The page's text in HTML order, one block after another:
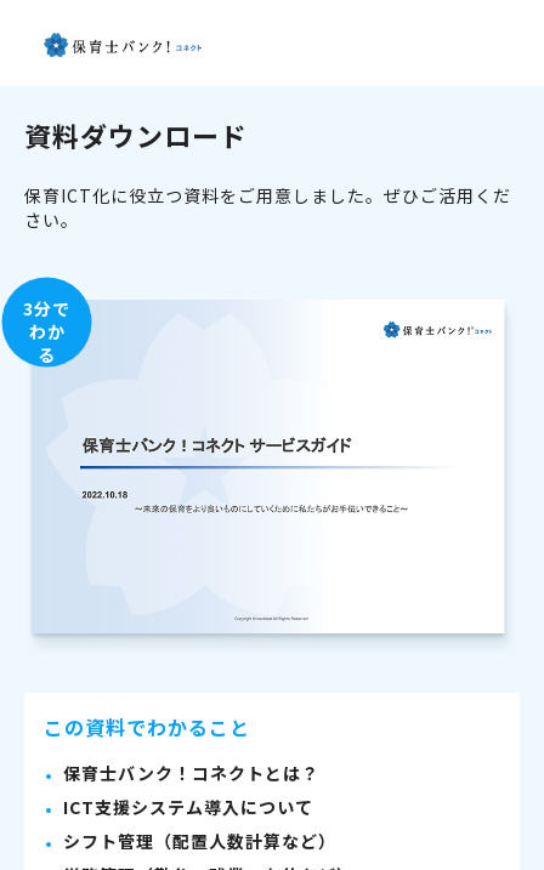
資料ダウンロード
保育ICT化に役立つ資料をご用意しました。ぜひご活用くだ
さい。
3分で
わか
る
この資料でわかること
保育士バンク！コネクトとは？
ICT支援システム導入について
シフト管理（配置人数計算など）